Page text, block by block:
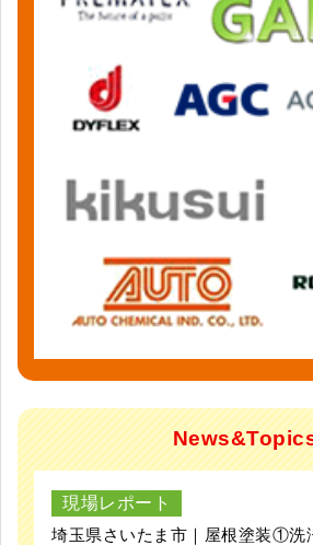
現場レポート
埼玉県さいたま市｜屋根塗装①洗